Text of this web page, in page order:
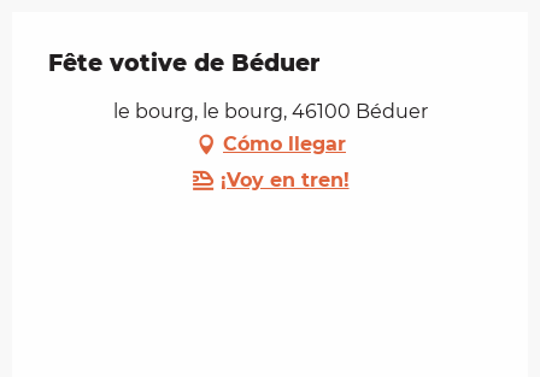
Fête votive de Béduer
le bourg, le bourg, 46100 Béduer
Cómo llegar
¡Voy en tren!